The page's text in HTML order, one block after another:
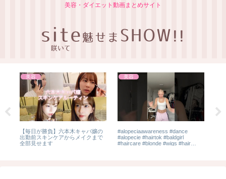
美容・ダイエット動画まとめサイト
美容
【毎日が勝負】六本木キャバ嬢の
出勤前スキンケアからメイクまで
全部見せます
美容
#alopeciaawareness #dance
#alopecie #hairtok #baldgirl
#haircare #blonde #wigs #hair